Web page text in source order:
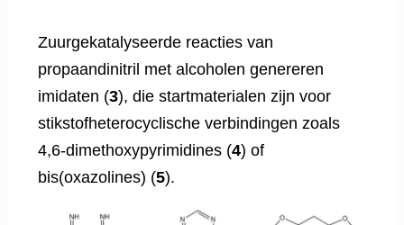
Zuurgekatalyseerde reacties van
propaandinitril met alcoholen genereren
imidaten (3), die startmaterialen zijn voor
stikstofheterocyclische verbindingen zoals
4,6-dimethoxypyrimidines (4) of
bis(oxazolines) (5).